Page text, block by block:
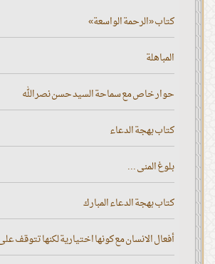
كتاب «الرحمة الواسعة»
المباهلة
حوار خاص مع سماحة السيد حسن نصر الله
كتاب بهجة الدعاء
بلوغ المنى ...
كتاب بهجة الدعاء المبارك
أفعال الانسان مع كونها اختيارية لكنها تتوقف